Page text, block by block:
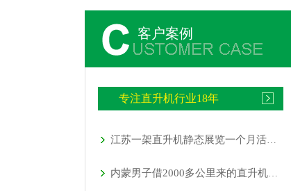
客户案例
专注直升机行业18年
江苏一架直升机静态展览一个月活动如期举行
内蒙男子借2000多公里来的直升机520向女友求婚